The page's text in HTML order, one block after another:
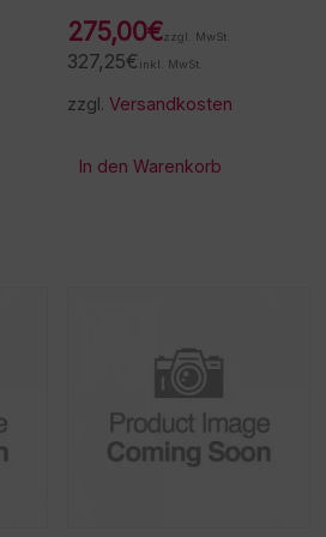
275,00€zzgl. MwSt.
327,25€ inkl. MwSt.
zzgl.Versandkosten
In den Warenkorb